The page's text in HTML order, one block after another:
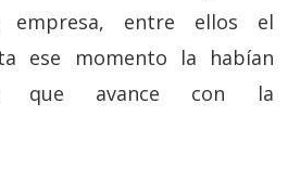
empresa, entre ellos el
ese momento la habían
que avance con la